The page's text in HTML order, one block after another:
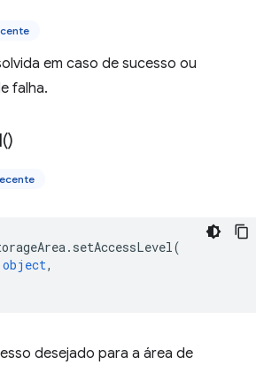
em caso de sucesso ou
falha.
)
. setAccessLevel(
object,
desejado para a área de